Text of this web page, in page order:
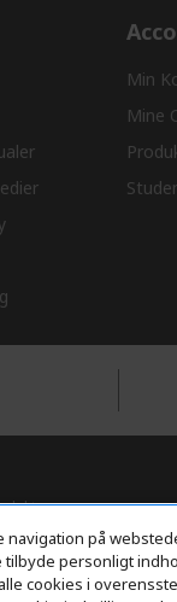
Min
Mine
og
på
personligt
cookies i